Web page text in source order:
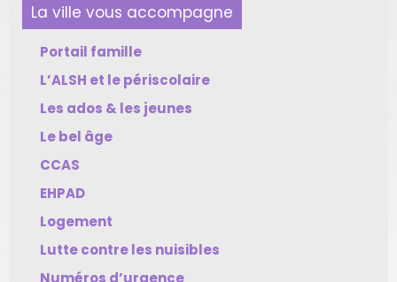
La ville vous accompagne
Portail famille
L’ALSH et le périscolaire
Les ados & les jeunes
Le bel âge
CCAS
EHPAD
Logement
Lutte contre les nuisibles
Numéros d’urgence